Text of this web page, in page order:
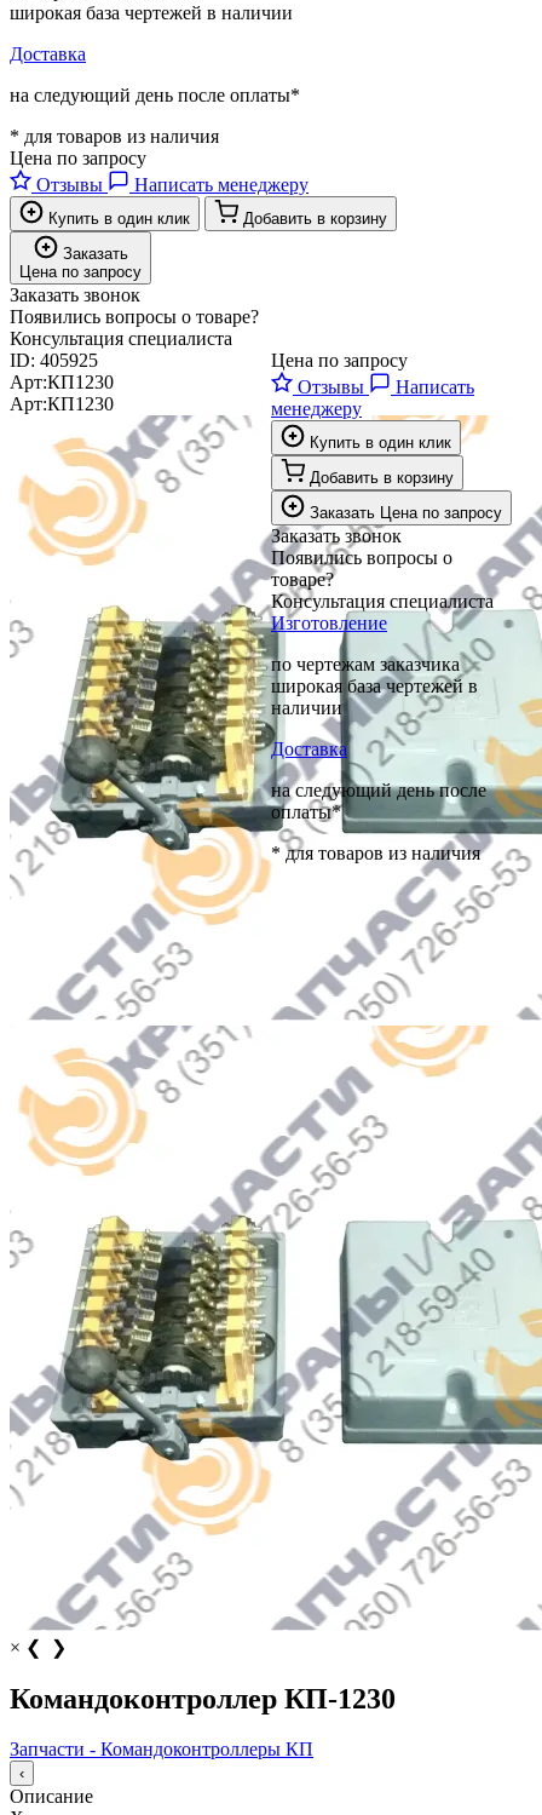
широкая база чертежей в наличии
Доставка
на следующий день после оплаты*
* для товаров из наличия
Цена по запросу
Отзывы
Написать менеджеру
Купить в один клик
Добавить в корзину
Заказать
Цена по запросу
Заказать звонок
Появились вопросы о товаре?
Консультация специалиста
ID: 405925
Арт:КП1230
Арт:КП1230
× ❮ ❯
Цена по запросу
Отзывы
Написать
менеджеру
Купить в один клик
Добавить в корзину
Заказать Цена по запросу
Заказать звонок
Появились вопросы о
товаре?
Консультация специалиста
Изготовление
по чертежам заказчика
широкая база чертежей в
наличии
Доставка
на следующий день после
оплаты*
* для товаров из наличия
Командоконтроллер КП-1230
Запчасти - Командоконтроллеры КП
‹
Описание